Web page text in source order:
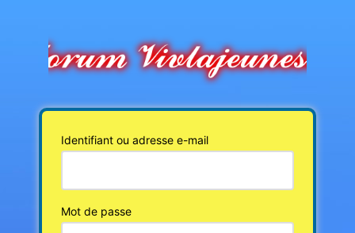
connecter
Identifiant ou adresse e-mail
Mot de passe